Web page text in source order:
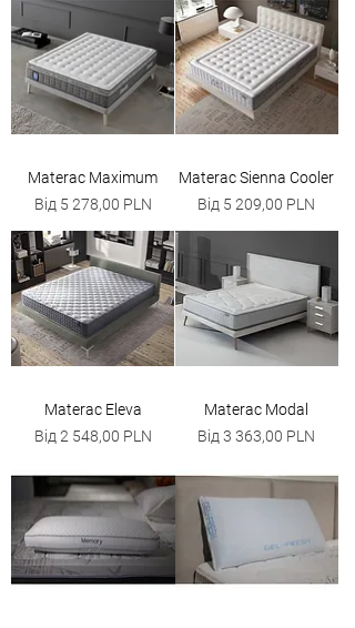
Materac Maximum
Від 5 278,00 PLN
За розпродажем
Materac Sienna Cooler
Від 5 209,00 PLN
За розпродажем
Materac Eleva
Від 2 548,00 PLN
За розпродажем
Materac Modal
Від3 363,00 PLN
За розпродажем